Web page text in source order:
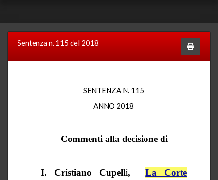
Sentenza n. 115 del 2018
SENTENZA N. 115
ANNO 2018
Commenti alla decisione di
I. Cristiano Cupelli,La Corte